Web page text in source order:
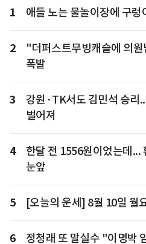
1 애들 노는 물놀이장에 구렁
2
"더퍼스트무빙캐슬에 의
폭발
3
강원·TK서도 김민석 승리
벌어져
4
한달 전 1556원이었는데...
눈앞
5 [오늘의 운세] 8월 10일 월
6 정청래 또 말실수 "이명박